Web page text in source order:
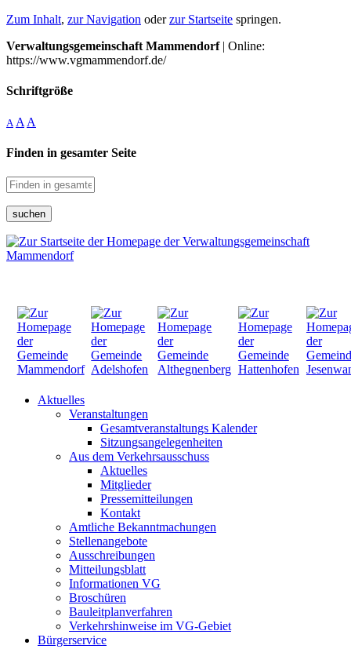
Zum Inhalt, zur Navigation oderzur Startseite springen.
Verwaltungsgemeinschaft Mammendorf| Online:
https://www.vgmammendorf.de/
Schriftgröße
A A A
Finden in gesamter Seite
suchen
Aktuelles
Veranstaltungen
Gesamtveranstaltungs Kalender
Sitzungsangelegenheiten
Aus dem Verkehrsausschuss
Aktuelles
Mitglieder
Pressemitteilungen
Kontakt
Amtliche Bekanntmachungen
Stellenangebote
Ausschreibungen
Mitteilungsblatt
Informationen VG
Broschüren
Bauleitplanverfahren
Verkehrshinweise im VG-Gebiet
Bürgerservice